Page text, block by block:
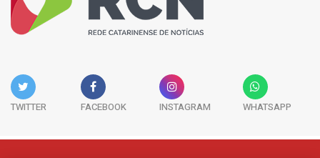
TWITTER FACEBOOK INSTAGRAM WHATSAPP